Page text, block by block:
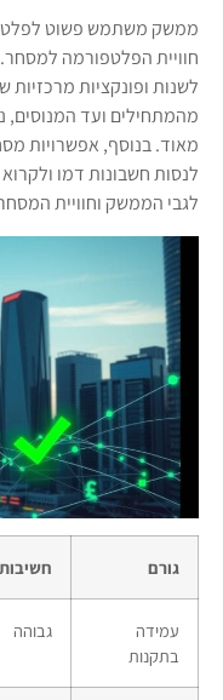
ממשק משתמש פשוט
חוויית הפלטפורמה
לשנות ופונקציות
מהמתחילים ועד המנוסים,
מאוד. בנוסף, אפשרויות
לנסות חשבונות דמו
לגבי הממשק וחוויית
גורם חשיבות
עמידה
בתקנות
גבוהה